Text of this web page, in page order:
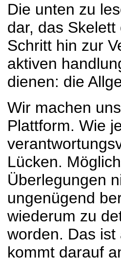
Die unten zu
dar, das
Schritt hin zur
aktiven
dienen: die
Wir machen
Plattform. Wie
Lücken.
Überlegungen
ungenügend
wiederum zu
worden. Das
kommt darauf